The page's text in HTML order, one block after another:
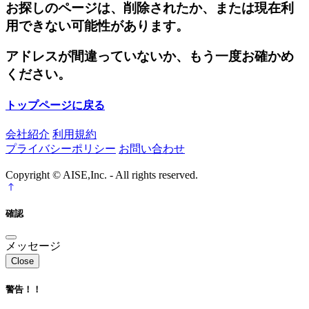
お探しのページは、削除されたか、または現在利
用できない可能性があります。
アドレスが間違っていないか、もう一度お確かめ
ください。
トップページに戻る
会社紹介 利用規約
プライバシーポリシー お問い合わせ
Copyright © AISE,Inc. - All rights reserved.
確認
メッセージ
Close
警告！！